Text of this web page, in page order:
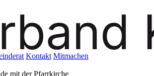
Kontakt Mitmachen